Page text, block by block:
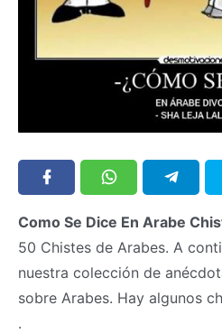
Como Se Dice En Arabe
50 Chistes de Arabes. A
nuestra colección de
sobre Arabes. Hay algunos
.